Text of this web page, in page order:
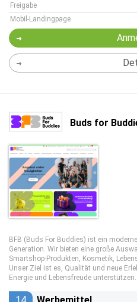
Freigabe
Mobil-Landingpage
Buds for
BFB (Buds For Buddies) ist ein
Generation. Wir bieten eine große
Smartshop-Produkten, Kosmetik,
Unser Ziel ist es, Qualität und neue
Energie und Lebensfreude unterstützen.